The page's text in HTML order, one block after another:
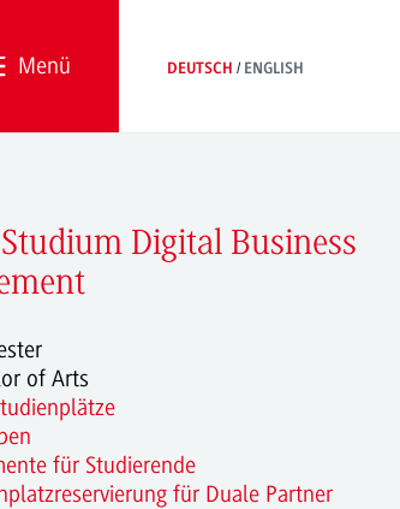
Menü DEUTSCH ENGLISH
Digital Business
of Arts
für Studierende
für Duale Partner